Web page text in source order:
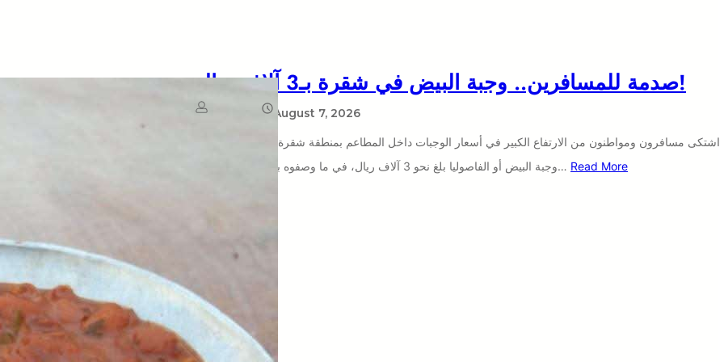
صدمة للمسافرين.. وجبة البيض في شقرة بـ3 آلاف ريال!
August 7, 2026
اشتكى مسافرون ومواطنون من الارتفاع الكبير في أسعار الوجبات داخل المطاعم بمنطقة شقرة، مؤكدين أن سعر
وجبة البيض أو الفاصوليا بلغ نحو 3 آلاف ريال، في ما وصفوه بـ”الاستغلال المبالغ… Read More